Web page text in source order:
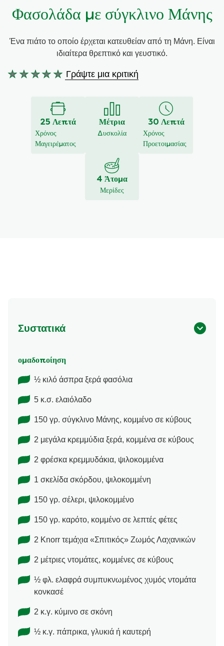
Συνταγές από την Μαργαρίτα Νικολαΐδη
Φασολάδα με σύγκλινο Μάνης
Ένα πιάτο το οποίο έρχεται κατευθείαν από τη Μάνη. Είναι
ιδιαίτερα θρεπτικό και γευστικό.
Δεν
αξιολογήσεις
Γράψτε μια κριτική
25 Λεπτά
Χρόνος
Μαγειρέματος
Μέτρια
Δυσκολία
30 Λεπτά
Χρόνος
Προετοιμασίας
4 Άτομα
Μερίδες
Συστατικά
ομαδοποίηση
½ κιλό άσπρα ξερά φασόλια
5 κ.σ. ελαιόλαδο
150 γρ. σύγκλινο Μάνης, κομμένο σε κύβους
2 μεγάλα κρεμμύδια ξερά, κομμένα σε κύβους
2 φρέσκα κρεμμυδάκια, ψιλοκομμένα
1 σκελίδα σκόρδου, ψιλοκομμένη
150 γρ. σέλερι, ψιλοκομμένο
150 γρ. καρότο, κομμένο σε λεπτές φέτες
2 Κnorr τεμάχια «Σπιτικός» Ζωμός Λαχανικών
2 μέτριες ντομάτες, κομμένες σε κύβους
½ φλ. ελαφρά συμπυκνωμένος χυμός ντομάτα
κονκασέ
2 κ.γ. κύμινο σε σκόνη
½ κ.γ. πάπρικα, γλυκιά ή καυτερή